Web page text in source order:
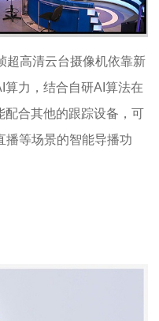
超高清云台摄像机依靠新
力，结合自研AI算法在
配合其他的跟踪设备，可
播等场景的智能导播功